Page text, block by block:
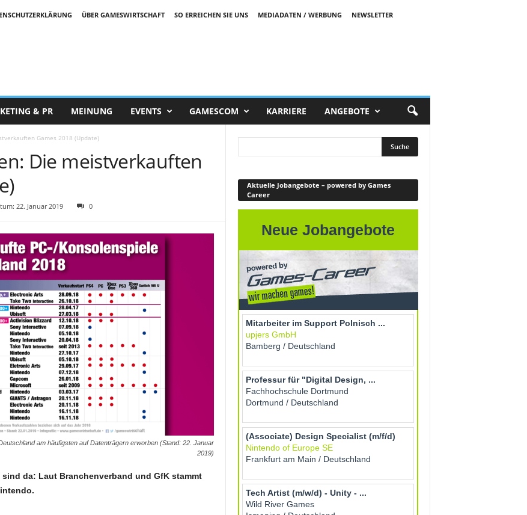
ÜBER GAMESWIRTSCHAFT SO ERREICHEN SIE UNS MEDIADATEN / WERBUNG
NEWSLETTER
& PR MEINUNG EVENTS GAMESCOM KARRIERE ANGEBOTE
Games 2018 (Update)
Die meistverkauften
22. Januar 2019 0
am häufigsten auf Datenträgern erworben (Stand: 22. Januar
2019)
da: Laut Branchenverband und GfK stammt
Aktuelle Jobangebote – powered by Games
Career